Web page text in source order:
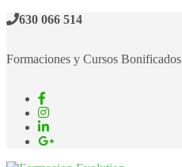
630 066 514
Formaciones y Cursos Bonificados